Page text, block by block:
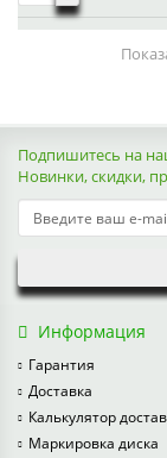
Подпишитесь на
Новинки, скидки,
Информация
Гарантия
Доставка
Калькулятор
Маркировка диска